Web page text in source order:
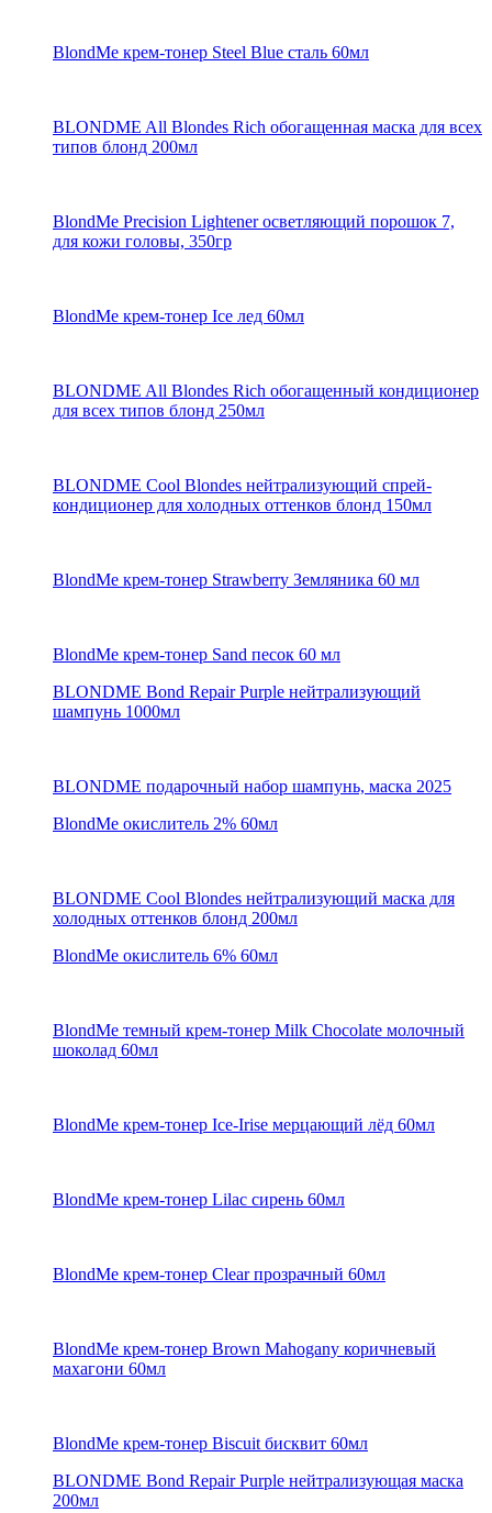
BlondMe крем-тонер Steel Blue сталь 60мл
BLONDME All Blondes Rich обогащенная маска для всех
типов блонд 200мл
BlondMe Precision Lightener осветляющий порошок 7,
для кожи головы, 350гр
BlondMe крем-тонер Ice лед 60мл
BLONDME All Blondes Rich обогащенный кондиционер
для всех типов блонд 250мл
BLONDME Cool Blondes нейтрализующий спрей-
кондиционер для холодных оттенков блонд 150мл
BlondMe крем-тонер Strawberry Земляника 60 мл
BlondMe крем-тонер Sand песок 60 мл
BLONDME Bond Repair Purple нейтрализующий
шампунь 1000мл
BLONDME подарочный набор шампунь, маска 2025
BlondMe окислитель 2% 60мл
BLONDME Cool Blondes нейтрализующий маска для
холодных оттенков блонд 200мл
BlondMe окислитель 6% 60мл
BlondMe темный крем-тонер Milk Chocolate молочный
шоколад 60мл
BlondMe крем-тонер Ice-Irise мерцающий лёд 60мл
BlondMe крем-тонер Lilac сирень 60мл
BlondMe крем-тонер Clear прозрачный 60мл
BlondMe крем-тонер Brown Mahogany коричневый
махагони 60мл
BlondMe крем-тонер Biscuit бисквит 60мл
BLONDME Bond Repair Purple нейтрализующая маска
200мл